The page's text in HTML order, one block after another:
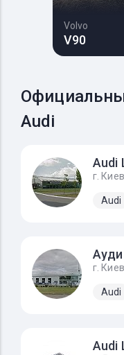
Volvo
V90
Audi
Audi
г.
Audi
г.
Audi